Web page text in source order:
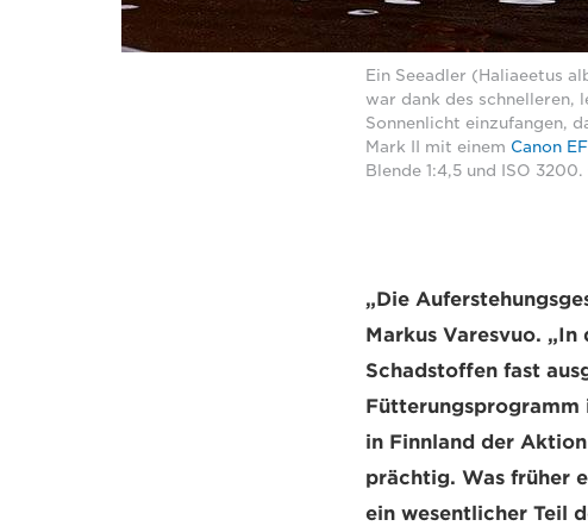
Ein Seeadler (Haliaeetus
war dank des schnelleren,
Sonnenlicht einzufangen,
Mark II mit einem Canon
Blende 1:4,5 und ISO
„Die
Markus Varesvuo.
Schadstoffen fast
Fütterungsprogramm
in Finnland der
prächtig. Was früher
ein wesentlicher Teil